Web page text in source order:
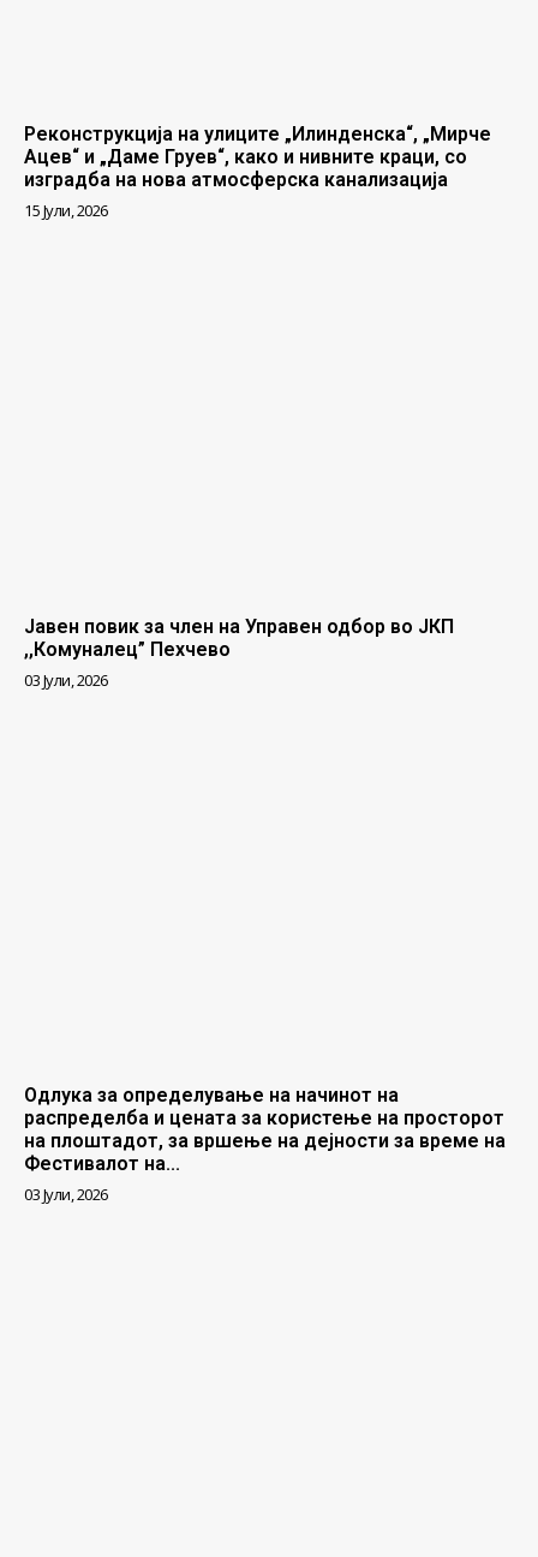
Реконструкција на улиците „Илинденска“, „Мирче
Ацев“ и „Даме Груев“, како и нивните краци, со
изградба на нова атмосферска канализација
15 Јули, 2026
Јавен повик за член на Управен одбор во ЈКП
,,Комуналец” Пехчево
03 Јули, 2026
Одлука за определување на начинот на
распределба и цената за користење на просторот
на плоштадот, за вршење на дејности за време на
Фестивалот на...
03 Јули, 2026